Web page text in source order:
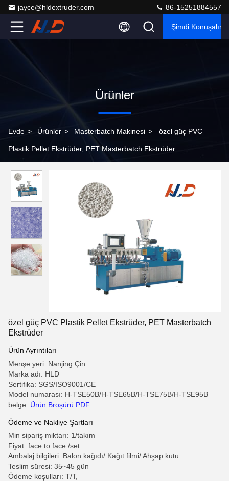
jayce@hldextruder.com 86-15251884557
Şimdi Konuşalım.
Ürünler
Evde > Ürünler > Masterbatch Makinesi > özel güç PVC
Plastik Pellet Ekstrüder, PET Masterbatch Ekstrüder
özel güç PVC Plastik Pellet Ekstrüder, PET Masterbatch
Ekstrüder
Ürün Ayrıntıları
Menşe yeri: Nanjing Çin
Marka adı: HLD
Sertifika: SGS/ISO9001/CE
Model numarası: H-TSE50B/H-TSE65B/H-TSE75B/H-TSE95B
belge: Ürün Broşürü PDF
Ödeme ve Nakliye Şartları
Min sipariş miktarı: 1/takım
Fiyat: face to face /set
Ambalaj bilgileri: Balon kağıdı/ Kağıt filmi/ Ahşap kutu
Teslim süresi: 35~45 gün
Ödeme koşulları: T/T,